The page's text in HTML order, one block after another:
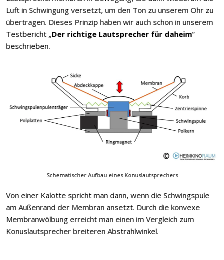
Luft in Schwingung versetzt, um den Ton zu unserem Ohr zu
übertragen. Dieses Prinzip haben wir auch schon in unserem
Testbericht „Der richtige Lautsprecher für daheim“
beschrieben.
Schematischer Aufbau eines Konuslautsprechers
Von einer Kalotte spricht man dann, wenn die Schwingspule
am Außenrand der Membran ansetzt. Durch die konvexe
Membranwölbung erreicht man einen im Vergleich zum
Konuslautsprecher breiteren Abstrahlwinkel.